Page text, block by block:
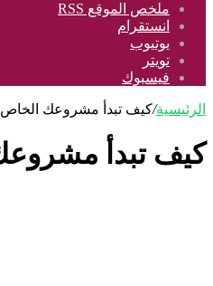
ملخص الموقع RSS
انستقرام
يوتيوب
تويتر
فيسبوك
الرئيسية/كيف تبدأ مشروعك
كيف تبدأ